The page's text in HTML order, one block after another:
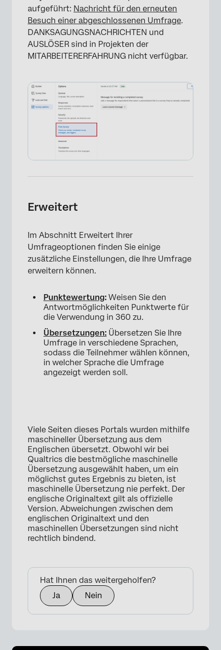
aufgeführt: Nachricht für den erneuten
Besuch einer abgeschlossenen Umfrage.
DANKSAGUNGSNACHRICHTEN und
AUSLÖSER sind in Projekten der
MITARBEITERERFAHRUNG nicht verfügbar.
×
Erweitert
Im Abschnitt Erweitert Ihrer
Umfrageoptionen finden Sie einige
zusätzliche Einstellungen, die Ihre Umfrage
erweitern können.
Punktewertung: Weisen Sie den
Antwortmöglichkeiten Punktwerte für
die Verwendung in 360 zu.
Übersetzungen: Übersetzen Sie Ihre
Umfrage in verschiedene Sprachen,
sodass die Teilnehmer wählen können,
in welcher Sprache die Umfrage
angezeigt werden soll.
Viele Seiten dieses Portals wurden mithilfe
maschineller Übersetzung aus dem
Englischen übersetzt. Obwohl wir bei
Qualtrics die bestmögliche maschinelle
Übersetzung ausgewählt haben, um ein
möglichst gutes Ergebnis zu bieten, ist
maschinelle Übersetzung nie perfekt. Der
englische Originaltext gilt als offizielle
Version. Abweichungen zwischen dem
englischen Originaltext und den
maschinellen Übersetzungen sind nicht
rechtlich bindend.
Hat Ihnen das weitergeholfen?
Ja
Nein